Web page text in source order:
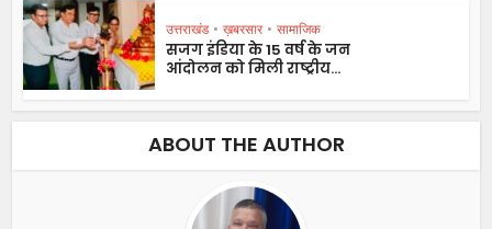
उत्तराखंड • ख़बरसार • सामाजिक
सजग इंडिया के 15 वर्ष के जन
आंदोलन को मिली राष्ट्रीय...
ABOUT THE AUTHOR